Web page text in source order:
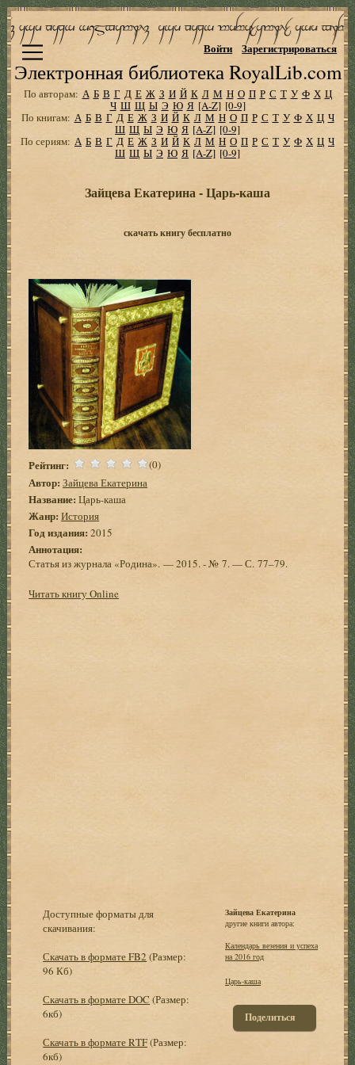
Электронная библиотека RoyalLib.com
Войти Зарегистрироваться
По авторам: А Б В Г Д Е Ж З И Й К Л М Н О П Р С Т У Ф Х Ц
Ч Ш Щ Ы Э Ю Я [A-Z] [0-9]
По книгам: А Б В Г Д Е Ж З И Й К Л М Н О П Р С Т У Ф Х Ц Ч
Ш Щ Ы Э Ю Я [A-Z] [0-9]
По сериям: А Б В Г Д Е Ж З И Й К Л М Н О П Р С Т У Ф Х Ц Ч
Ш Щ Ы Э Ю Я [A-Z] [0-9]
Зайцева Екатерина - Царь-каша
скачать книгу бесплатно
Рейтинг: (0)
Автор: Зайцева Екатерина
Название: Царь-каша
Жанр: История
Год издания: 2015
Аннотация:
Статья из журнала «Родина». — 2015. - № 7. — С. 77–79.
Читать книгу Online
Доступные форматы для
скачивания:
Скачать в формате FB2 (Размер:
96 Кб)
Скачать в формате DOC (Размер:
6кб)
Скачать в формате RTF(Размер:
6кб)
Зайцева Екатерина
другие книги автора:
Календарь везения и успеха
на 2016 год
Царь-каша
Поделиться